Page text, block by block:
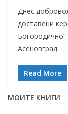
Днес
доставени
Асеновград.
Read More
МОИТЕ КНИГИ